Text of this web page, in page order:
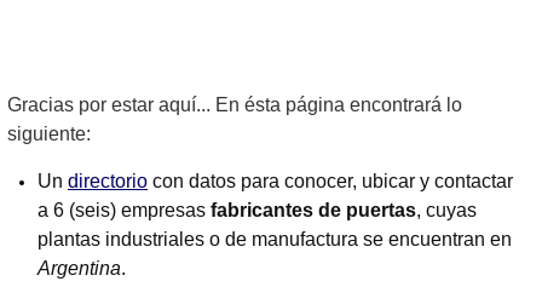
Gracias por estar aquí... En ésta página encontrará lo
siguiente:
Un directorio con datos para conocer, ubicar y contactar
a 6 (seis) empresas fabricantes de puertas, cuyas
plantas industriales o de manufactura se encuentran en
Argentina.